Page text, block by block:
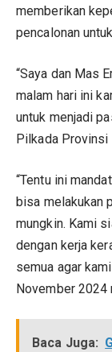
memberikan
pencalonan
“Saya dan Mas
malam hari ini
untuk menjadi
Pilkada Provinsi
“Tentu ini
bisa melakukan
mungkin. Kami
dengan kerja
semua agar
November 2024
Baca Juga: